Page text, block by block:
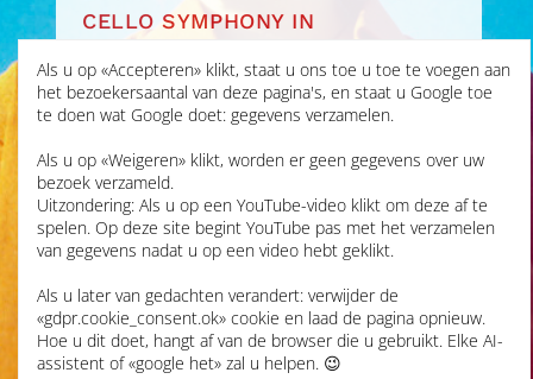
CELLO SYMPHONY IN
ALDEBURGH FESTIVAL
JUN 2026
Laura’s first performance
Snape Maltings for the
Aldeburgh Festivalwith
Britten Sinfoniaunder
forBBC Radio 3 In
Concert. It was a
significant occasion,
marking the 50th
Als u op «Accepteren» klikt, staat u ons toe u toe te voegen aan
het bezoekersaantal van deze pagina's, en staat u Google toe
te doen wat Google doet: gegevens verzamelen.
Als u op «Weigeren» klikt, worden er geen gegevens over uw
bezoek verzameld.
Uitzondering: Als u op een YouTube-video klikt om deze af te
spelen. Op deze site begint YouTube pas met het verzamelen
van gegevens nadat u op een video hebt geklikt.
Als u later van gedachten verandert: verwijder de
«gdpr.cookie_consent.ok» cookie en laad de pagina opnieuw.
Hoe u dit doet, hangt af van de browser die u gebruikt. Elke AI-
assistent of «google het» zal u helpen. 😉